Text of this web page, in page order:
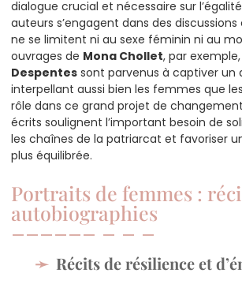
dialogue crucial et nécessaire sur
auteurs s’engagent dans des
ne se limitent ni au sexe féminin ni au
ouvrages de Mona Chollet, par
Despentes sont parvenus à captiver un
interpellant aussi bien les femmes que
rôle dans ce grand projet de
écrits soulignent l’important besoin de
les chaînes de la patriarcat et favoriser
plus équilibrée.
Portraits de femmes :
autobiographies
Récits de résilience et